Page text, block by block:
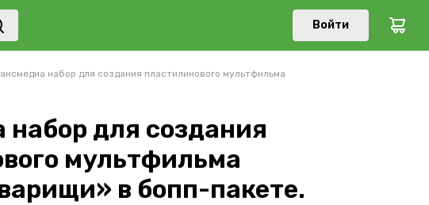
Войти
набор для создания пластилинового мультфильма
для создания
мультфильма
в бопп-пакете.